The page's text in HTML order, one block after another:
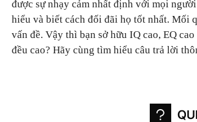
được sự nhạy cảm nhất định với mọi
hiểu và biết cách đối đãi họ tốt nhất. Mối
vấn đề. Vậy thì bạn sở hữu IQ cao, EQ
đều cao? Hãy cùng tìm hiểu câu trả lời